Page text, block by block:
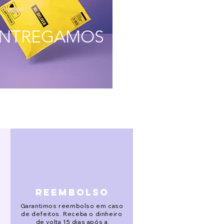
reembolso
Garantimos reembolso em caso
de defeitos. Receba o dinheiro
de volta 15 dias após a